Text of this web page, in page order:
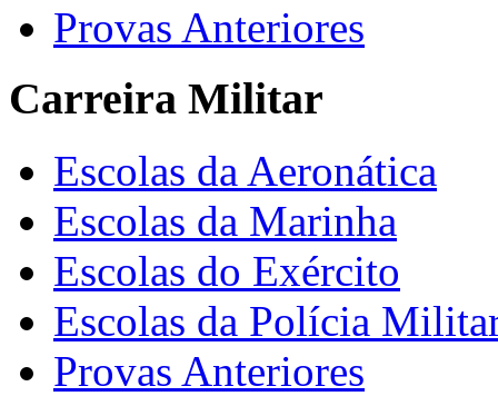
Provas Anteriores
Carreira Militar
Escolas da Aeronática
Escolas da Marinha
Escolas do Exército
Escolas da Polícia
Provas Anteriores